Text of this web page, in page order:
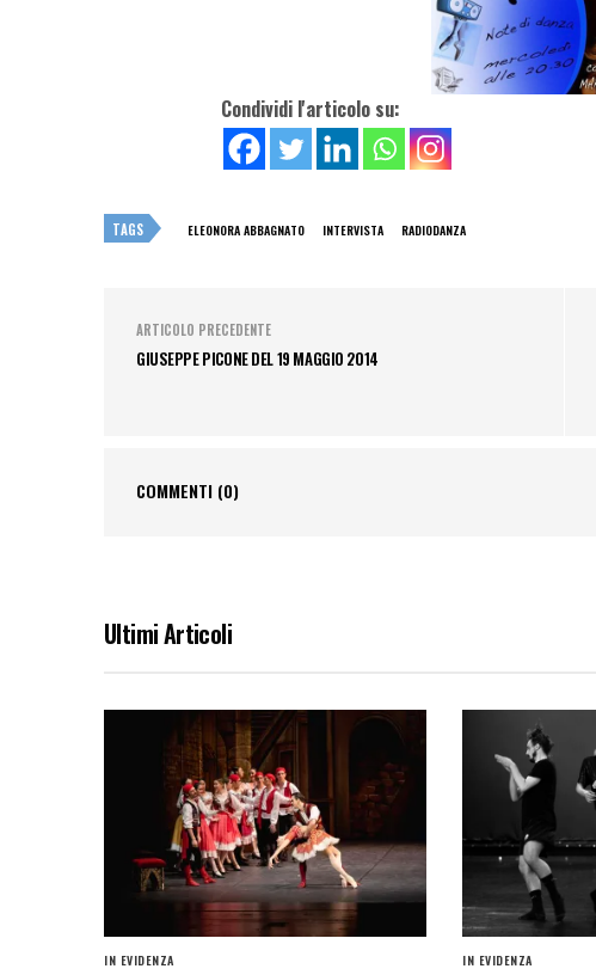
Condividi l'articolo su:
TAGS ELEONORA ABBAGNATO INTERVISTA RADIODANZA
ARTICOLO PRECEDENTE
GIUSEPPE PICONE DEL 19 MAGGIO 2014
COMMENTI (0)
Ultimi Articoli
IN EVIDENZA IN EVIDENZA